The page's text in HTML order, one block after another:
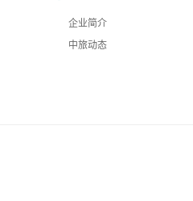
企业简介
中旅动态